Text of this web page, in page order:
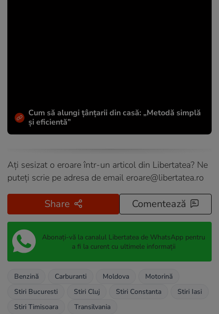
Cum să alungi țânțarii din casă: „Metodă simplă
și eficientă”
Ați sesizat o eroare într-un articol din Libertatea? Ne
puteți scrie pe adresa de email eroare@libertatea.ro
Share Comentează
Abonați-vă la canalul Libertatea de WhatsApp pentru
a fi la curent cu ultimele informații
Benzină Carburanti Moldova
Motorină
Stiri Bucuresti
Stiri Cluj Stiri Constanta
Stiri Iasi
Stiri Timisoara
Transilvania